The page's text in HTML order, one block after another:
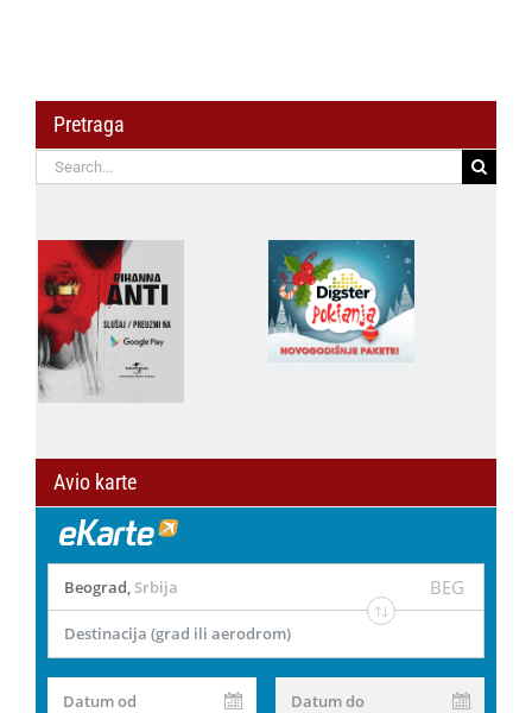
Pretraga
Search
for:
Avio karte
Beograd, Srbija BEG
Destinacija (grad ili aerodrom)
Datum od Datum do